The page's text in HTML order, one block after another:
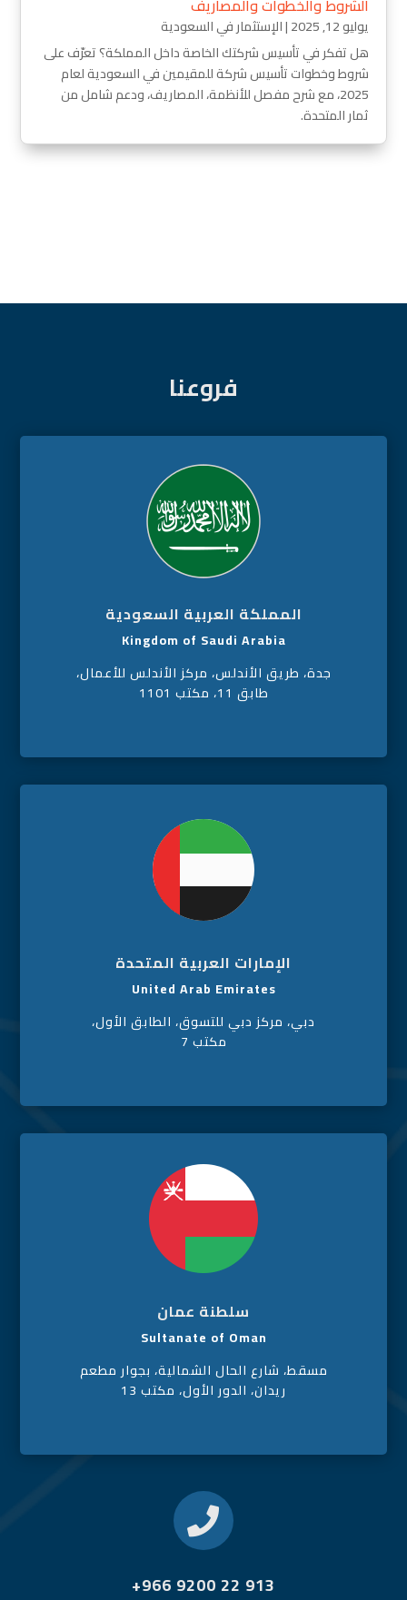
يوليو 12, 2025 |الإستثمار في السعودية
هل تفكر في تأسيس شركتك الخاصة داخل المملكة؟ تعرّف على
شروط وخطوات تأسيس شركة للمقيمين في السعودية لعام
2025، مع شرح مفصل للأنظمة، المصاريف، ودعم شامل من
ثمار المتحدة.
فروعنا
المملكة العربية السعودية
Kingdom of Saudi Arabia
جدة، طريق الأندلس، مركز الأندلس للأعمال،
طابق 11، مكتب 1101
الإمارات العربية المتحدة
United Arab Emirates
دبي، مركز دبي للتسوق، الطابق الأول،
مكتب 7
سلطنة عمان
Sultanate of Oman
مسقط، شارع الحال الشمالية، بجوار مطعم
ريدان، الدور الأول، مكتب 13

+966 9200 22 913